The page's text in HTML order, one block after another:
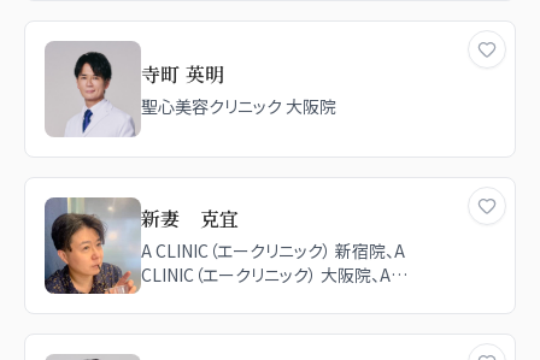
寺町 英明
聖心美容クリニック 大阪院
新妻 克宜
A CLINIC（エークリニック） 新宿院、A
CLINIC（エークリニック） 大阪院、A